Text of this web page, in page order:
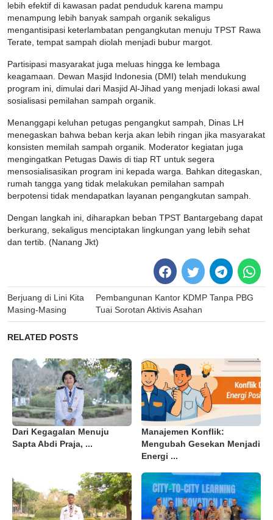
lebih efektif di kawasan padat penduduk karena mampu
menampung lebih banyak sampah organik sekaligus
mengantisipasi keterlambatan pengangkutan menuju TPST Rawa
Terate, tempat sampah diolah menjadi bubur margot.
Partisipasi masyarakat juga meluas hingga ke lembaga
keagamaan. Dewan Masjid Indonesia (DMI) telah mendukung
program ini, dimulai dari Masjid Al-Jihad yang menjadi lokasi awal
sosialisasi pemilahan sampah organik.
Menanggapi keluhan petugas pengangkut sampah, Dinas LH
menegaskan bahwa beban kerja akan lebih ringan jika masyarakat
konsisten memilah sampah organik. Moderator kegiatan juga
mengingatkan Petugas Dawis di tiap RT untuk segera
mensosialisasikan program ini kepada warga. Bahkan ditegaskan,
rumah tangga yang tidak melakukan pemilahan sampah
berpotensi tidak mendapatkan layanan pengangkutan sampah.
Dengan langkah ini, diharapkan beban TPST Bantargebang dapat
berkurang, sekaligus menciptakan lingkungan yang lebih sehat
dan tertib. (Nanang Jkt)
Post
navigation
Berjuang di Lini Kita
Masing-Masing
Pembangunan Kantor KDMP Tanpa PBG
Tuai Sorotan Aktivis Asahan
RELATED POSTS
Dari Kegagalan Menuju
Sapta Abdi Praja, ...
Manajemen Konflik:
Mengubah Gesekan Menjadi
Energi ...